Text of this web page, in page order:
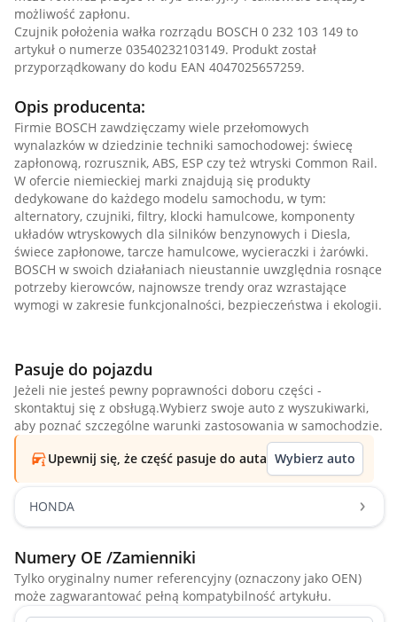
możliwość zapłonu.
Czujnik położenia wałka rozrządu BOSCH 0 232 103 149 to
artykuł o numerze 03540232103149. Produkt został
przyporządkowany do kodu EAN 4047025657259.
Opis producenta:
Firmie BOSCH zawdzięczamy wiele przełomowych
wynalazków w dziedzinie techniki samochodowej: świecę
zapłonową, rozrusznik, ABS, ESP czy też wtryski Common Rail.
W ofercie niemieckiej marki znajdują się produkty
dedykowane do każdego modelu samochodu, w tym:
alternatory, czujniki, filtry, klocki hamulcowe, komponenty
układów wtryskowych dla silników benzynowych i Diesla,
świece zapłonowe, tarcze hamulcowe, wycieraczki i żarówki.
BOSCH w swoich działaniach nieustannie uwzględnia rosnące
potrzeby kierowców, najnowsze trendy oraz wzrastające
wymogi w zakresie funkcjonalności, bezpieczeństwa i ekologii.
Pasuje do pojazdu
Jeżeli nie jesteś pewny poprawności doboru części -
skontaktuj się z obsługą.Wybierz swoje auto z wyszukiwarki,
aby poznać szczególne warunki zastosowania w samochodzie.
Upewnij się, że część pasuje do auta Wybierz auto
HONDA
Numery OE /Zamienniki
Tylko oryginalny numer referencyjny (oznaczony jako OEN)
może zagwarantować pełną kompatybilność artykułu.